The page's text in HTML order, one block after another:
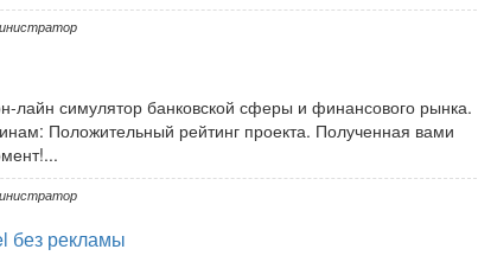
лайн симулятор банковской сферы и финансового рынка.
Положительный рейтинг проекта. Полученная вами
без рекламы